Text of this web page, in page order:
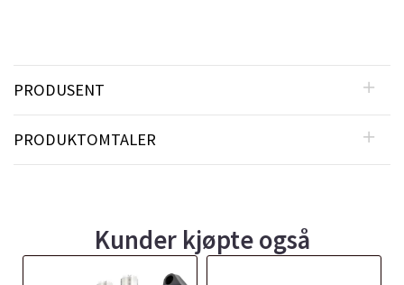
PRODUSENT
PRODUKTOMTALER
Kunder kjøpte også